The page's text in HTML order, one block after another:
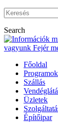
Search
Főoldal
Programok
Szállás
Üzletek
Építőipar